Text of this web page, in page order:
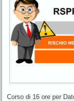
Corso di 16 ore per